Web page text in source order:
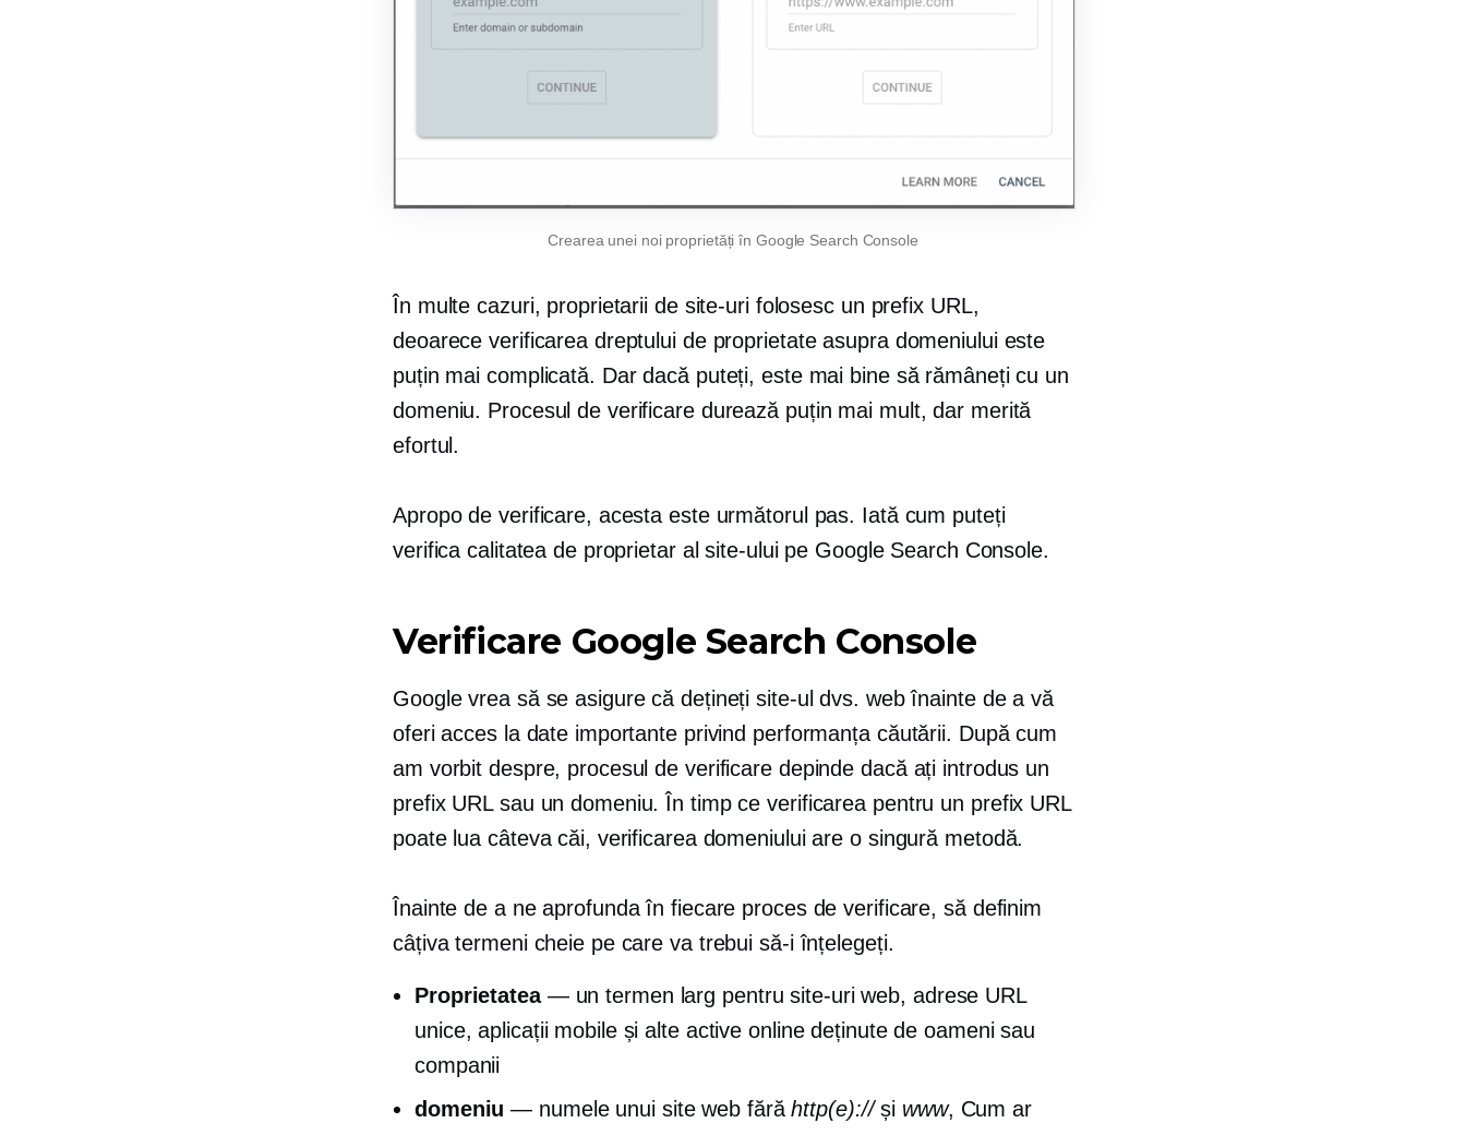
Crearea unei noi proprietăți în Google Search Console
În multe cazuri, proprietarii de site-uri folosesc un prefix URL,
deoarece verificarea dreptului de proprietate asupra domeniului este
puțin mai complicată. Dar dacă puteți, este mai bine să rămâneți cu un
domeniu. Procesul de verificare durează puțin mai mult, dar merită
efortul.
Apropo de verificare, acesta este următorul pas. Iată cum puteți
verifica calitatea de proprietar al site-ului pe Google Search Console.
Verificare Google Search Console
Google vrea să se asigure că dețineți site-ul dvs. web înainte de a vă
oferi acces la date importante privind performanța căutării. După cum
am vorbit despre, procesul de verificare depinde dacă ați introdus un
prefix URL sau un domeniu. În timp ce verificarea pentru un prefix URL
poate lua câteva căi, verificarea domeniului are o singură metodă.
Înainte de a ne aprofunda în fiecare proces de verificare, să definim
câțiva termeni cheie pe care va trebui să-i înțelegeți.
Proprietatea— un termen larg pentru site-uri web, adrese URL
unice, aplicații mobile și alte active online deținute de oameni sau
companii
domeniu — numele unui site web fărăhttp(e)://și www, Cum ar